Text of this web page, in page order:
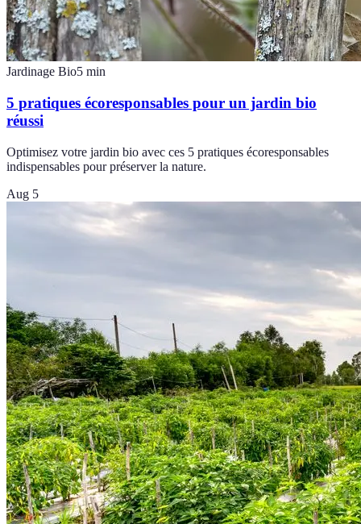
Jardinage Bio5 min
5 pratiques écoresponsables pour un jardin bio
réussi
Optimisez votre jardin bio avec ces 5 pratiques écoresponsables
indispensables pour préserver la nature.
Aug 5